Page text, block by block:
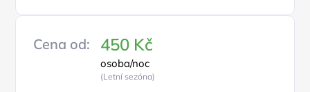
Cena od: 450 Kč
osoba/noc
(Letní sezóna)